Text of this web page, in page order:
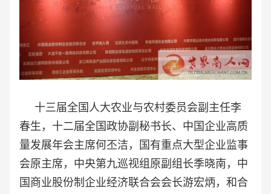
十三届全国人大农业与农村委员会副主任李
春生，十二届全国政协副秘书长、中国企业高质
量发展年会主席何丕洁，国有重点大型企业监事
会原主席，中央第九巡视组原副组长季晓南，中
国商业股份制企业经济联合会会长游宏炳，和合